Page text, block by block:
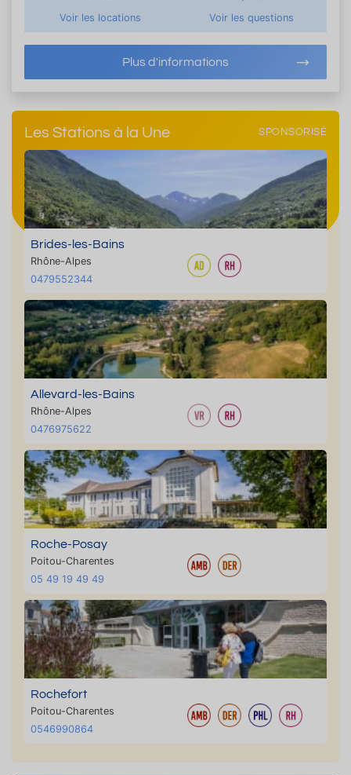
Voir les locations Voir les questions
Plus d'informations
Les Stations à la Une SPONSORISÉ
Brides-les-Bains
Rhône-Alpes
0479552344
Allevard-les-Bains
Rhône-Alpes
0476975622
Roche-Posay
Poitou-Charentes
05 49 19 49 49
Rochefort
Poitou-Charentes
0546990864